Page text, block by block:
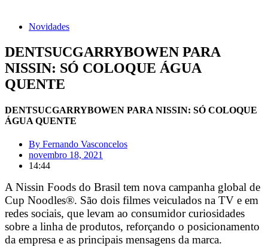
Novidades
DENTSUCGARRYBOWEN PARA
NISSIN: SÓ COLOQUE ÁGUA
QUENTE
DENTSUCGARRYBOWEN PARA NISSIN: SÓ COLOQUE
ÁGUA QUENTE
By Fernando Vasconcelos
novembro 18, 2021
14:44
A Nissin Foods do Brasil tem nova campanha global de
Cup Noodles®. São dois filmes veiculados na TV e em
redes sociais, que levam ao consumidor curiosidades
sobre a linha de produtos, reforçando o posicionamento
da empresa e as principais mensagens da marca.